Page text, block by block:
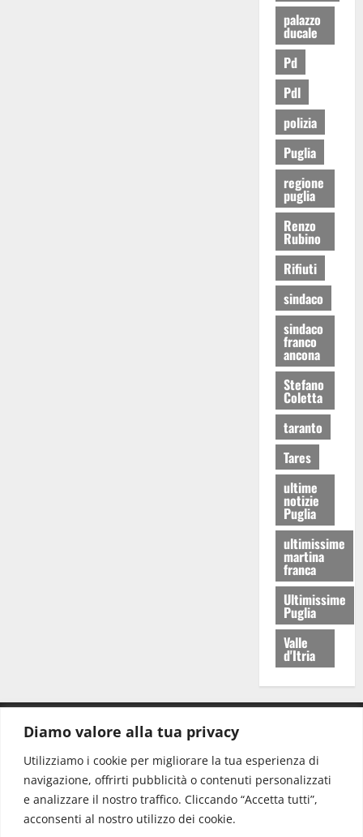
Diamo valore alla tua privacy
Utilizziamo i cookie per migliorare la tua esperienza di
navigazione, offrirti pubblicità o contenuti personalizzati
e analizzare il nostro traffico. Cliccando “Accetta tutti”,
acconsenti al nostro utilizzo dei cookie.
palazzo
ducale
Pd
Pdl
polizia
Puglia
regione
puglia
Renzo
Rubino
Rifiuti
sindaco
sindaco
franco
ancona
Stefano
Coletta
taranto
Tares
ultime
notizie
Puglia
ultimissime
martina
franca
Ultimissime
Puglia
Valle
d'Itria
Redazione: redazione@www.martinasera.it
Direttore:direttore@www.martinasera.it
Info & Commerciale:info@www.martinasera.it